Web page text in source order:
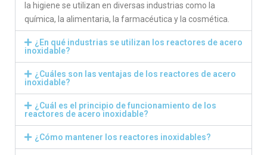
la higiene se utilizan en diversas industrias como la
química, la alimentaria, la farmacéutica y la cosmética.
¿En qué industrias se utilizan los reactores de acero
inoxidable?
¿Cuáles son las ventajas de los reactores de acero
inoxidable?
¿Cuál es el principio de funcionamiento de los
reactores de acero inoxidable?
¿Cómo mantener los reactores inoxidables?